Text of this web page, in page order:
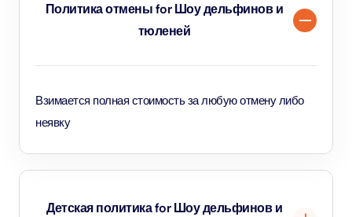
Политика отмены for Шоу дельфинов и
тюленей
Взимается полная стоимость за любую отмену либо
неявку
Детская политика for Шоу дельфинов и